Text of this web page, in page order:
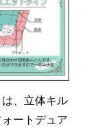
、立体キル
ートデュア